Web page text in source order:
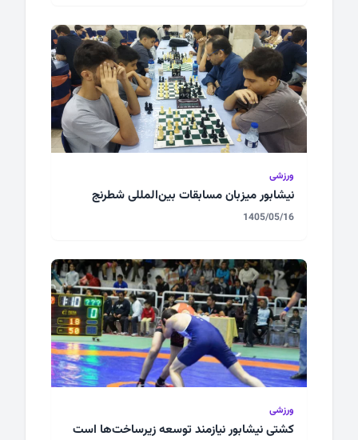
ورزشی
نیشابور میزبان مسابقات بین‌المللی شطرنج
1405/05/16
ورزشی
کشتی نیشابور نیازمند توسعه زیرساخت‌ها است